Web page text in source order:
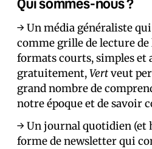
→ Un média généraliste
comme grille de lecture de
formats courts, simples et
gratuitement,Vertveut
grand nombre de
notre époque et de savoir
→ Un journal quotidien (et
forme de newsletter qui